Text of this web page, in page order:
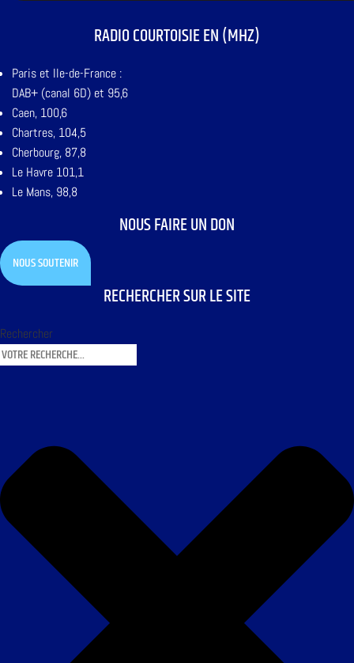
RADIO COURTOISIE EN (MHZ)
Paris et Ile-de-France :
DAB+ (canal 6D) et 95,6
Caen, 100,6
Chartres, 104,5
Cherbourg, 87,8
Le Havre 101,1
Le Mans, 98,8
NOUS FAIRE UN DON
NOUS SOUTENIR
RECHERCHER SUR LE SITE
Rechercher